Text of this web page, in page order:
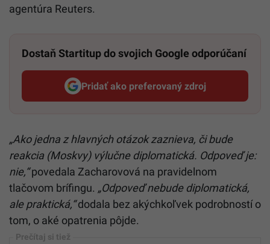
agentúra Reuters.
Dostaň Startitup do svojich Google odporúčaní
Pridať ako preferovaný zdroj
Startitup, odkaz sa otvorí v
„Ako jedna z hlavných otázok zaznieva, či bude
reakcia (Moskvy) výlučne diplomatická. Odpoveď je:
nie,“povedala Zacharovová na pravidelnom
tlačovom brífingu. „Odpoveď nebude diplomatická,
ale praktická,“dodala bez akýchkoľvek podrobností o
tom, o aké opatrenia pôjde.